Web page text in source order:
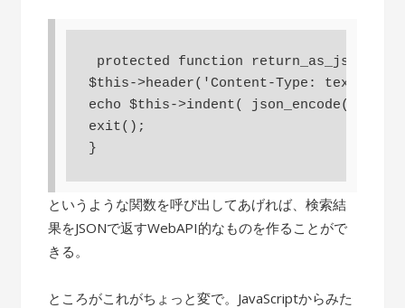
protected function return_as_json(){
$this->header('Content-Type: text/
echo $this->indent( json_encode($this-
exit();
}
というような関数を呼び出してあげれば、検索結
果をJSONで返すWebAPI的なものを作ることがで
きる。
ところがこれがちょっと変で。JavaScriptからみた